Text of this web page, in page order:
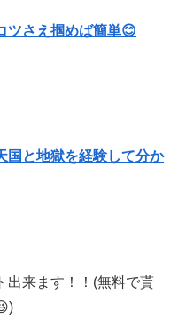
ツさえ掴めば簡単😊
国と地獄を経験して分か
出来ます！！(無料で貰